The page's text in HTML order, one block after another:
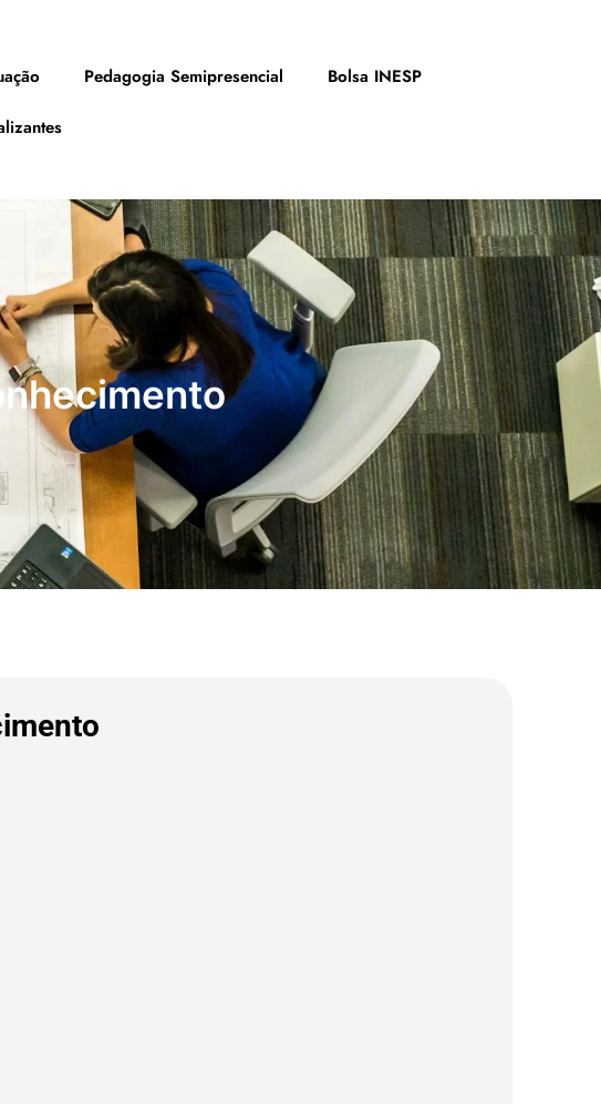
Pedagogia Semipresencial Bolsa INESP